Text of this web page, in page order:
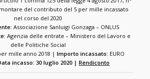
del contributo del 5 per mille incassato
nel corso del 2020
Associazione Sanluigi Gonzaga – ONLUS
Agenzia delle entrate – Ministero del Lavoro e
delle Politiche Social
mille anno 2018 | Importo incassato: EURO
incasso: 30 luglio 2020 | Rendiconto